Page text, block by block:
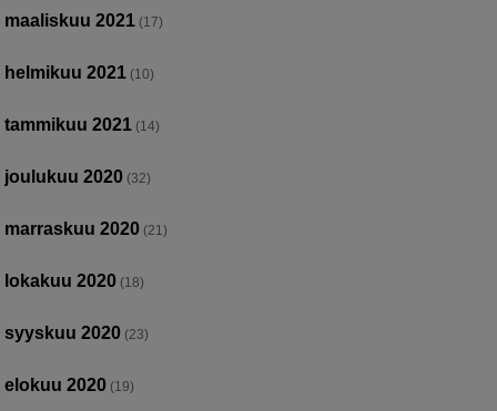
maaliskuu 2021 (17)
helmikuu 2021 (10)
tammikuu 2021 (14)
joulukuu 2020 (32)
marraskuu 2020 (21)
lokakuu 2020 (18)
syyskuu 2020 (23)
elokuu 2020 (19)